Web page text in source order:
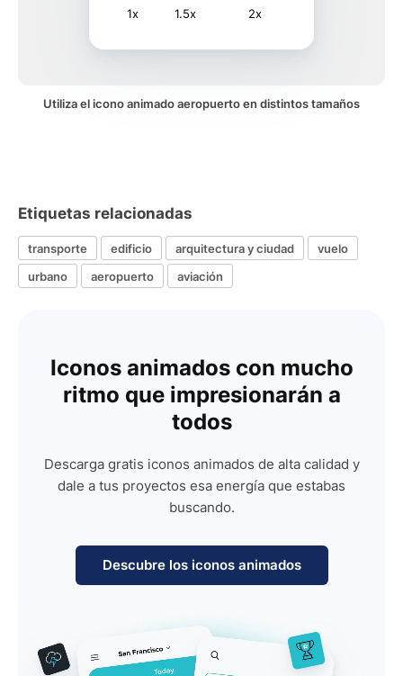
1x 1.5x 2x
Utiliza el icono animado aeropuerto en distintos tamaños
Etiquetas relacionadas
transporte edificio arquitectura y ciudad
vuelo
urbano
aeropuerto aviación
Iconos animados con mucho
ritmo que impresionarán a
todos
Descarga gratis iconos animados de alta calidad y
dale a tus proyectos esa energía que estabas
buscando.
Descubre los iconos animados